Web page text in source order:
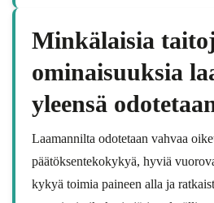
Minkälaisia
ominaisuuksia
yleensä
Laamannilta odotetaan vahvaa
päätöksentekokykyä, hyviä
kykyä toimia paineen alla ja